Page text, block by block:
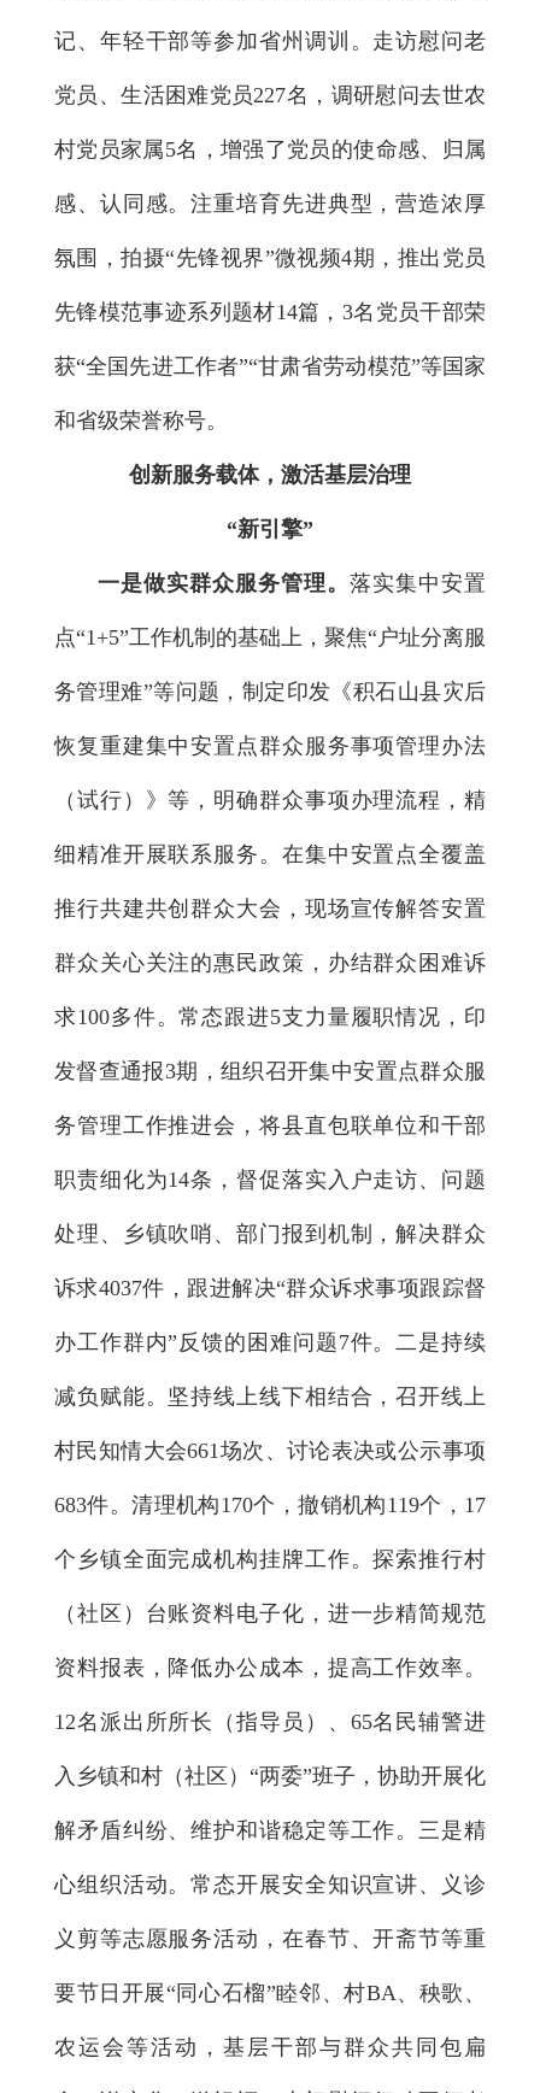
记、年轻干部等参加省州调训。走访慰问老
党员、生活困难党员227名，调研慰问去世农
村党员家属5名，增强了党员的使命感、归属
感、认同感。注重培育先进典型，营造浓厚
氛围，拍摄“先锋视界”微视频4期，推出党员
先锋模范事迹系列题材14篇，3名党员干部荣
获“全国先进工作者”“甘肃省劳动模范”等国家
和省级荣誉称号。
创新服务载体，激活基层治理
“新引擎”
一是做实群众服务管理。 落实集中安置
点“1+5”工作机制的基础上，聚焦“户址分离服
务管理难”等问题，制定印发《积石山县灾后
恢复重建集中安置点群众服务事项管理办法
（试行）》等，明确群众事项办理流程，精
细精准开展联系服务。在集中安置点全覆盖
推行共建共创群众大会，现场宣传解答安置
群众关心关注的惠民政策，办结群众困难诉
求100多件。常态跟进5支力量履职情况，印
发督查通报3期，组织召开集中安置点群众服
务管理工作推进会，将县直包联单位和干部
职责细化为14条，督促落实入户走访、问题
处理、乡镇吹哨、部门报到机制，解决群众
诉求4037件，跟进解决“群众诉求事项跟踪督
办工作群内”反馈的困难问题7件。二是持续
减负赋能。坚持线上线下相结合，召开线上
村民知情大会661场次、讨论表决或公示事项
683件。清理机构170个，撤销机构119个，17
个乡镇全面完成机构挂牌工作。探索推行村
（社区）台账资料电子化，进一步精简规范
资料报表，降低办公成本，提高工作效率。
12名派出所所长（指导员）、65名民辅警进
入乡镇和村（社区）“两委”班子，协助开展化
解矛盾纠纷、维护和谐稳定等工作。三是精
心组织活动。常态开展安全知识宣讲、义诊
义剪等志愿服务活动，在春节、开斋节等重
要节日开展“同心石榴”睦邻、村BA、秧歌、
农运会等活动，基层干部与群众共同包扁